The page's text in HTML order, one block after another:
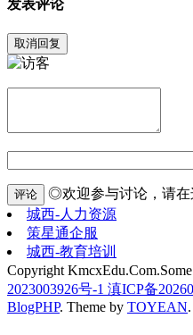
发表评论
取消回复
评论
◎欢迎参与讨论，请在
城西-人力资源
策星通企服
城西-教育培训
Copyright
2023003926号-1 滇ICP备
BlogPHP. Theme by TOYEAN.